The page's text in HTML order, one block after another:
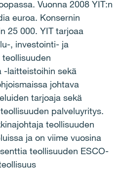
Vuonna 2008 YIT:n
euroa. Konsernin
25 000. YIT tarjoaa
, investointi- ja
-laitteistoihin sekä
johtava
tarjoaja sekä
palveluyritys.
teollisuuden
ja on viime vuosina
teollisuuden ESCO-